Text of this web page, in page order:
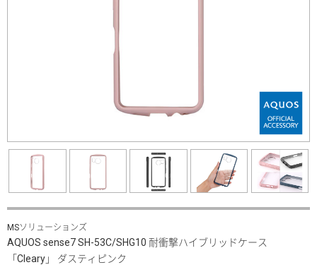
MSソリューションズ
AQUOS sense7 SH-53C/SHG10 耐衝撃ハイブリッドケース
「Cleary」 ダスティピンク